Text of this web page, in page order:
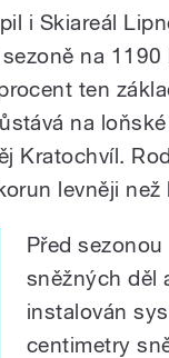
i Skiareál
na
ten
na
Kratochvíl.
levněji než
Před
sněžných děl
instalován
centimetry